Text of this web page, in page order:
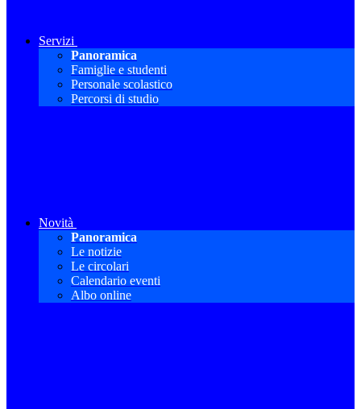
Servizi
Panoramica
Famiglie e studenti
Personale scolastico
Percorsi di studio
Novità
Panoramica
Le notizie
Le circolari
Calendario eventi
Albo online